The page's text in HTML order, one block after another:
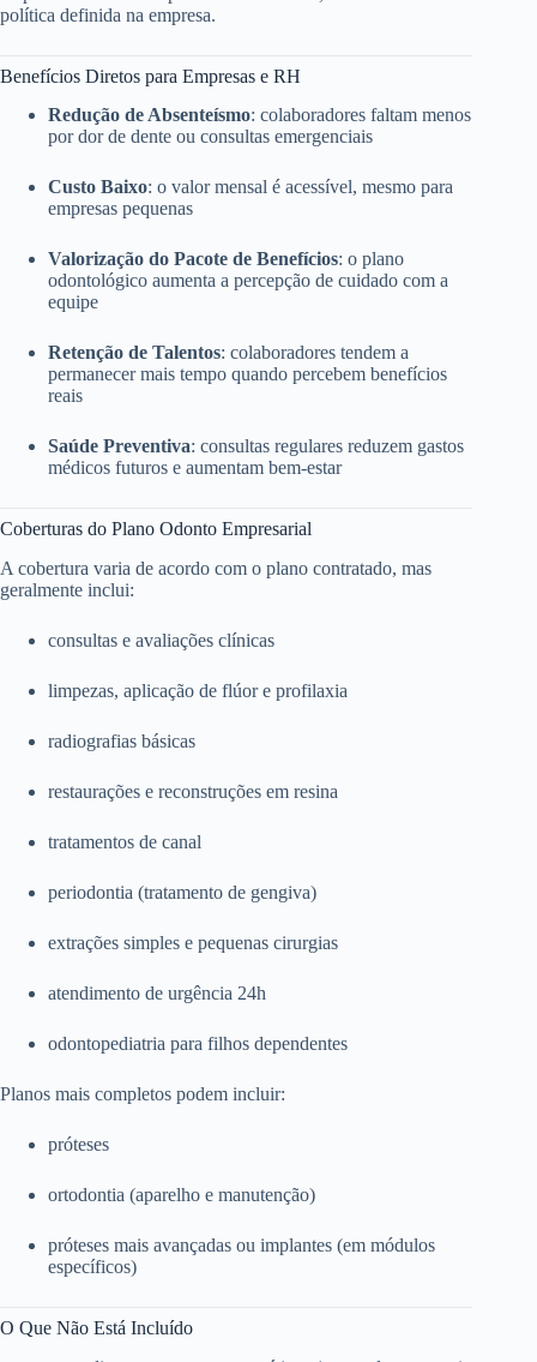
política definida na empresa.
Benefícios Diretos para Empresas e RH
Redução de Absenteísmo: colaboradores faltam menos
por dor de dente ou consultas emergenciais
Custo Baixo: o valor mensal é acessível, mesmo para
empresas pequenas
Valorização do Pacote de Benefícios: o plano
odontológico aumenta a percepção de cuidado com a
equipe
Retenção de Talentos: colaboradores tendem a
permanecer mais tempo quando percebem benefícios
reais
Saúde Preventiva: consultas regulares reduzem gastos
médicos futuros e aumentam bem-estar
Coberturas do Plano Odonto Empresarial
A cobertura varia de acordo com o plano contratado, mas
geralmente inclui:
consultas e avaliações clínicas
limpezas, aplicação de flúor e profilaxia
radiografias básicas
restaurações e reconstruções em resina
tratamentos de canal
periodontia (tratamento de gengiva)
extrações simples e pequenas cirurgias
atendimento de urgência 24h
odontopediatria para filhos dependentes
Planos mais completos podem incluir:
próteses
ortodontia (aparelho e manutenção)
próteses mais avançadas ou implantes (em módulos
específicos)
O Que Não Está Incluído